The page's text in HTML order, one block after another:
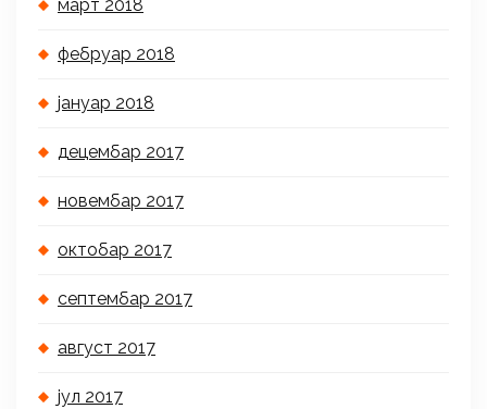
март 2018
фебруар 2018
јануар 2018
децембар 2017
новембар 2017
октобар 2017
септембар 2017
август 2017
јул 2017